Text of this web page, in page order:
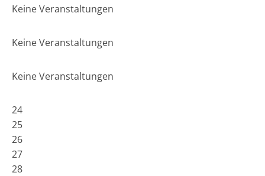
Keine Veranstaltungen
Keine Veranstaltungen
Keine Veranstaltungen
24
25
26
27
28